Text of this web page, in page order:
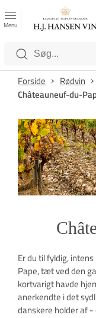
Kategorier
Menu
Forside Rødvin
Châteauneuf-du-
Er du til fyldig,
Pape, tæt ved den
kortvarigt havde
anerkendte i det
danskere holder af